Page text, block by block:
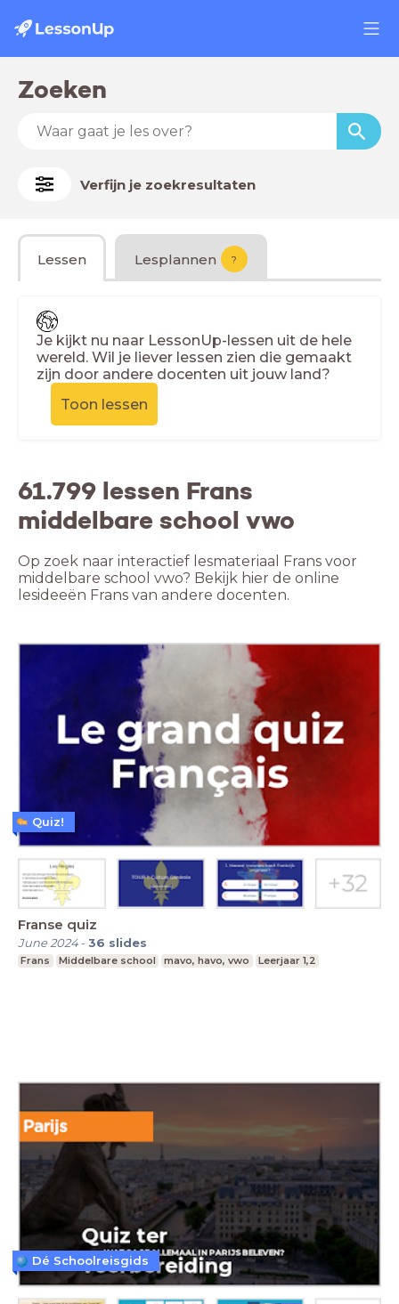
Zoeken
Verfijn je zoekresultaten
Lessen Lesplannen ?
Je kijkt nu naar LessonUp-lessen uit de hele
wereld. Wil je liever lessen zien die gemaakt
zijn door andere docenten uit jouw land?
Toon lessen
61.799 lessen Frans
middelbare school vwo
Op zoek naar interactief lesmateriaal Frans voor
middelbare school vwo? Bekijk hier de online
lesideeën Frans van andere docenten.
Franse quiz
June 2024-36 slides
Frans Middelbare school mavo, havo, vwo Leerjaar 1,2
Quiz!
Dé Schoolreisgids